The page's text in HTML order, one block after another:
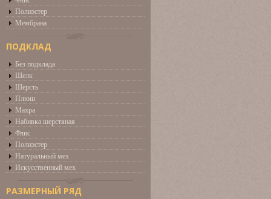
Полиэстер
Мембрана
ПОДКЛАД
Без подклада
Шелк
Шерсть
Плюш
Махра
Набивка шерстяная
Флис
Полиэстер
Натуральный мех
Искусственный мех
РАЗМЕРНЫЙ РЯД